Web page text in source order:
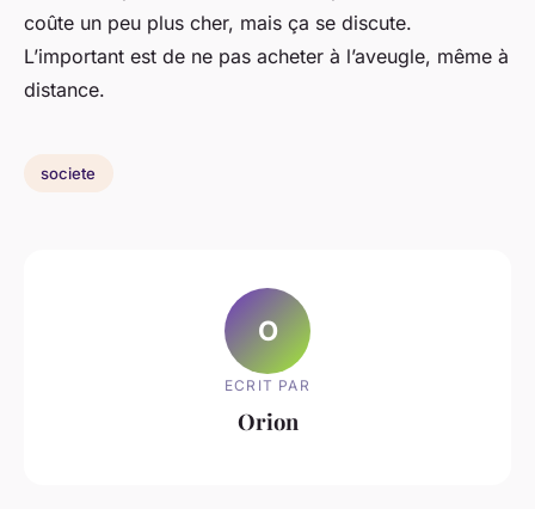
coûte un peu plus cher, mais ça se discute.
L’important est de ne pas acheter à l’aveugle, même à
distance.
societe
O
ECRIT PAR
Orion